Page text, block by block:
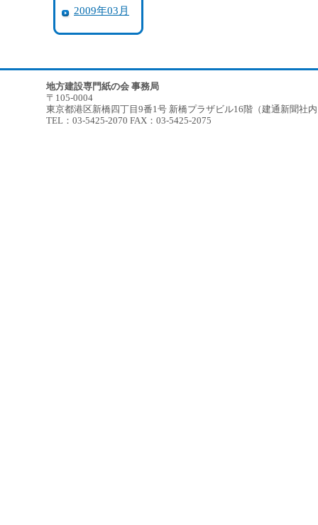
2009年03月
地方建設専門紙の会 事務局
〒105-0004
東京都港区新橋四丁目9番1号 新橋プラザビル16階（建通新聞社
TEL：03-5425-2070 FAX：03-5425-2075